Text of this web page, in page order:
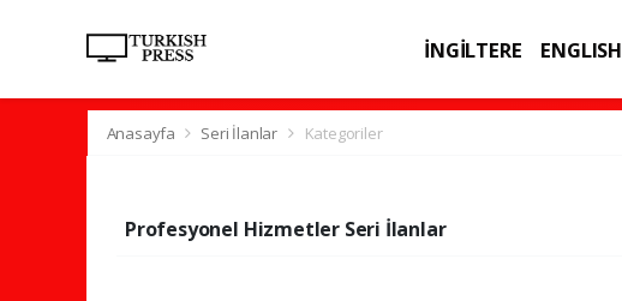
İNGİLTERE ENGLISH
Anasayfa Seri İlanlar Kategoriler
Profesyonel Hizmetler Seri İlanlar